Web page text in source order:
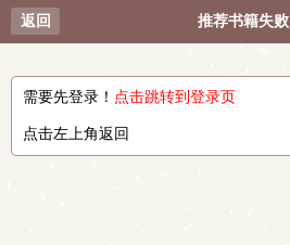
返回 推荐书籍失败
需要先登录！ 点击跳转到登录页
点击左上角返回